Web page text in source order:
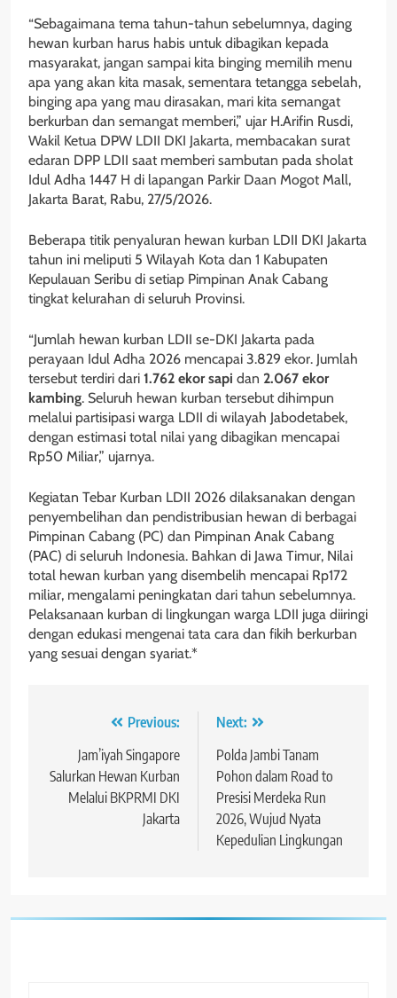
“Sebagaimana tema tahun-tahun sebelumnya, daging
hewan kurban harus habis untuk dibagikan kepada
masyarakat, jangan sampai kita binging memilih menu
apa yang akan kita masak, sementara tetangga sebelah,
binging apa yang mau dirasakan, mari kita semangat
berkurban dan semangat memberi,” ujar H.Arifin Rusdi,
Wakil Ketua DPW LDII DKI Jakarta, membacakan surat
edaran DPP LDII saat memberi sambutan pada sholat
Idul Adha 1447 H di lapangan Parkir Daan Mogot Mall,
Jakarta Barat, Rabu, 27/5/2026.
Beberapa titik penyaluran hewan kurban LDII DKI Jakarta
tahun ini meliputi 5 Wilayah Kota dan 1 Kabupaten
Kepulauan Seribu di setiap Pimpinan Anak Cabang
tingkat kelurahan di seluruh Provinsi.
“Jumlah hewan kurban LDII se-DKI Jakarta pada
perayaan Idul Adha 2026 mencapai 3.829 ekor. Jumlah
tersebut terdiri dari 1.762 ekor sapi dan 2.067 ekor
kambing. Seluruh hewan kurban tersebut dihimpun
melalui partisipasi warga LDII di wilayah Jabodetabek,
dengan estimasi total nilai yang dibagikan mencapai
Rp50 Miliar,” ujarnya.
Kegiatan Tebar Kurban LDII 2026 dilaksanakan dengan
penyembelihan dan pendistribusian hewan di berbagai
Pimpinan Cabang (PC) dan Pimpinan Anak Cabang
(PAC) di seluruh Indonesia. Bahkan di Jawa Timur, Nilai
total hewan kurban yang disembelih mencapai Rp172
miliar, mengalami peningkatan dari tahun sebelumnya.
Pelaksanaan kurban di lingkungan warga LDII juga diiringi
dengan edukasi mengenai tata cara dan fikih berkurban
yang sesuai dengan syariat.*
Navigasi Previous:
Jam’iyah Singapore
Salurkan Hewan Kurban
Melalui BKPRMI DKI
Jakarta
Next:
Polda Jambi Tanam
Pohon dalam Road to
Presisi Merdeka Run
2026, Wujud Nyata
Kepedulian Lingkungan